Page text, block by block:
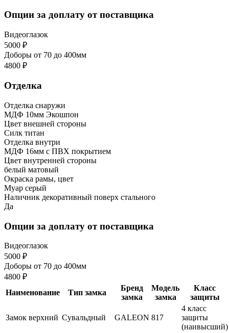
Опции за доплату от поставщика
Видеоглазок
5000 ₽
Доборы от 70 до 400мм
4800 ₽
Отделка
Отделка снаружи
МДФ 10мм Экошпон
Цвет внешней стороны
Силк титан
Отделка внутри
МДФ 16мм с ПВХ покрытием
Цвет внутренней стороны
белый матовый
Окраска рамы, цвет
Муар серый
Наличник декоративный поверх стального
Да
Опции за доплату от поставщика
Видеоглазок
5000 ₽
Доборы от 70 до 400мм
4800 ₽
Наименование
Тип замка
Бренд
замка
Модель
замка
Класс
защиты
Замок верхний Сувальдный GALEON 817
4 класс
защиты
(наивысший)